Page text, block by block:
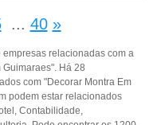
... 40 »
relacionadas com a
Há 28
com "Decorar Montra Em
podem estar relacionados
Contabilidade,